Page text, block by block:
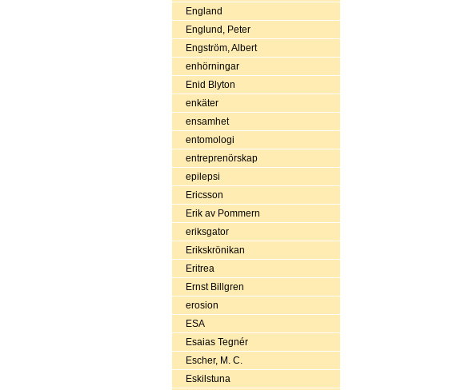
England
Englund, Peter
Engström, Albert
enhörningar
Enid Blyton
enkäter
ensamhet
entomologi
entreprenörskap
epilepsi
Ericsson
Erik av Pommern
eriksgator
Erikskrönikan
Eritrea
Ernst Billgren
erosion
ESA
Esaias Tegnér
Escher, M. C.
Eskilstuna